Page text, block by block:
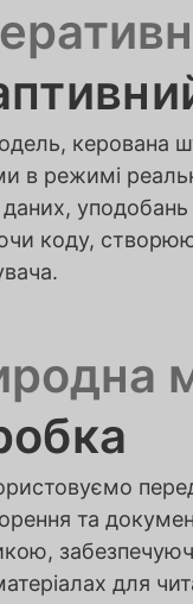
керована
в режимі
даних,
коду,
та
для